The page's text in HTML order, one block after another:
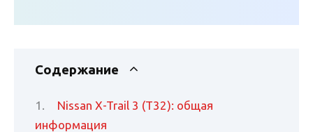
Содержание
Nissan X-Trail 3 (Т32): общая
информация